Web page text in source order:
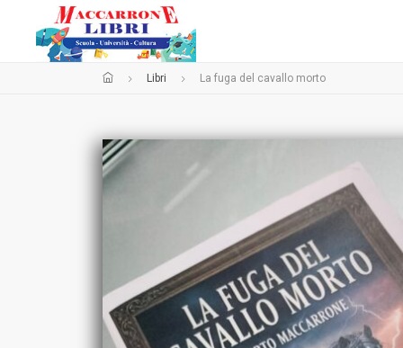
Libri La fuga del cavallo morto